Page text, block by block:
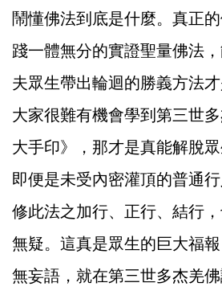
鬧懂佛法到底是什麼。真正
踐一體無分的實證聖量佛法
夫眾生帶出輪迴的勝義方法
大家很難有機會學到第三世
大手印》，那才是真能解脫眾
即便是未受內密灌頂的普通
修此法之加行、正行、結行
無疑。這真是眾生的巨大福
無妄語，就在第三世多杰羌